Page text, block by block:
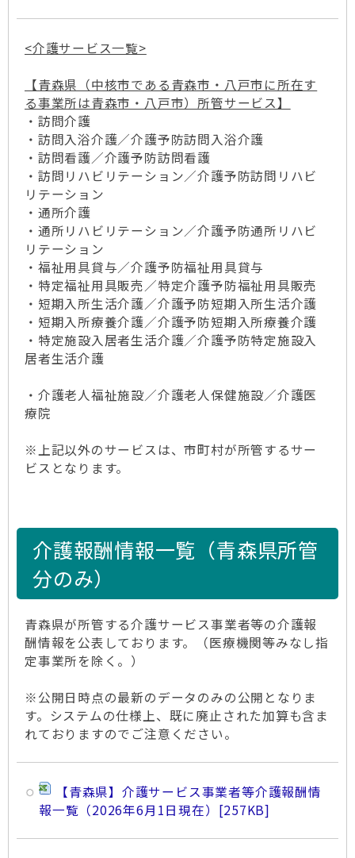
<介護サービス一覧>
【青森県（中核市である青森市・八戸市に所在す
る事業所は青森市・八戸市）所管サービス】
・訪問介護
・訪問入浴介護／介護予防訪問入浴介護
・訪問看護／介護予防訪問看護
・訪問リハビリテーション／介護予防訪問リハビ
リテーション
・通所介護
・通所リハビリテーション／介護予防通所リハビ
リテーション
・福祉用具貸与／介護予防福祉用具貸与
・特定福祉用具販売／特定介護予防福祉用具販売
・短期入所生活介護／介護予防短期入所生活介護
・短期入所療養介護／介護予防短期入所療養介護
・特定施設入居者生活介護／介護予防特定施設入
居者生活介護
・介護老人福祉施設／介護老人保健施設／介護医
療院
※上記以外のサービスは、市町村が所管するサー
ビスとなります。
介護報酬情報一覧（青森県所管
分のみ）
青森県が所管する介護サービス事業者等の介護報
酬情報を公表しております。（医療機関等みなし指
定事業所を除く。）
※公開日時点の最新のデータのみの公開となりま
す。システムの仕様上、既に廃止された加算も含ま
れておりますのでご注意ください。
【青森県】介護サービス事業者等介護報酬情
報一覧（2026年6月1日現在） [257KB]